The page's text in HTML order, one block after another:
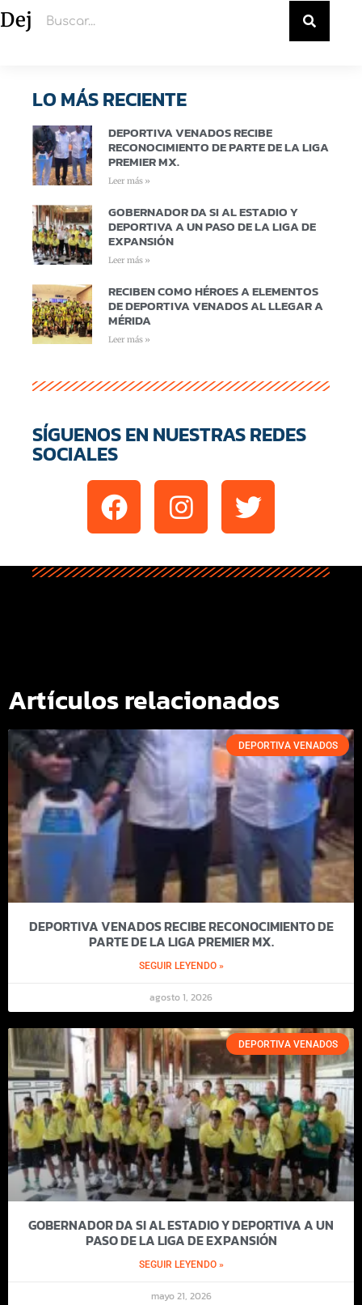
Deja un comentario
LO MÁS RECIENTE
DEPORTIVA VENADOS RECIBE
RECONOCIMIENTO DE PARTE DE LA LIGA
PREMIER MX.
Leer más »
GOBERNADOR DA SI AL ESTADIO Y
DEPORTIVA A UN PASO DE LA LIGA DE
EXPANSIÓN
Leer más »
RECIBEN COMO HÉROES A ELEMENTOS
DE DEPORTIVA VENADOS AL LLEGAR A
MÉRIDA
Leer más »
SÍGUENOS EN NUESTRAS REDES
SOCIALES
Artículos relacionados
DEPORTIVA VENADOS
DEPORTIVA VENADOS RECIBE RECONOCIMIENTO DE
PARTE DE LA LIGA PREMIER MX.
SEGUIR LEYENDO »
agosto 1, 2026
DEPORTIVA VENADOS
GOBERNADOR DA SI AL ESTADIO Y DEPORTIVA A UN
PASO DE LA LIGA DE EXPANSIÓN
SEGUIR LEYENDO »
mayo 21, 2026